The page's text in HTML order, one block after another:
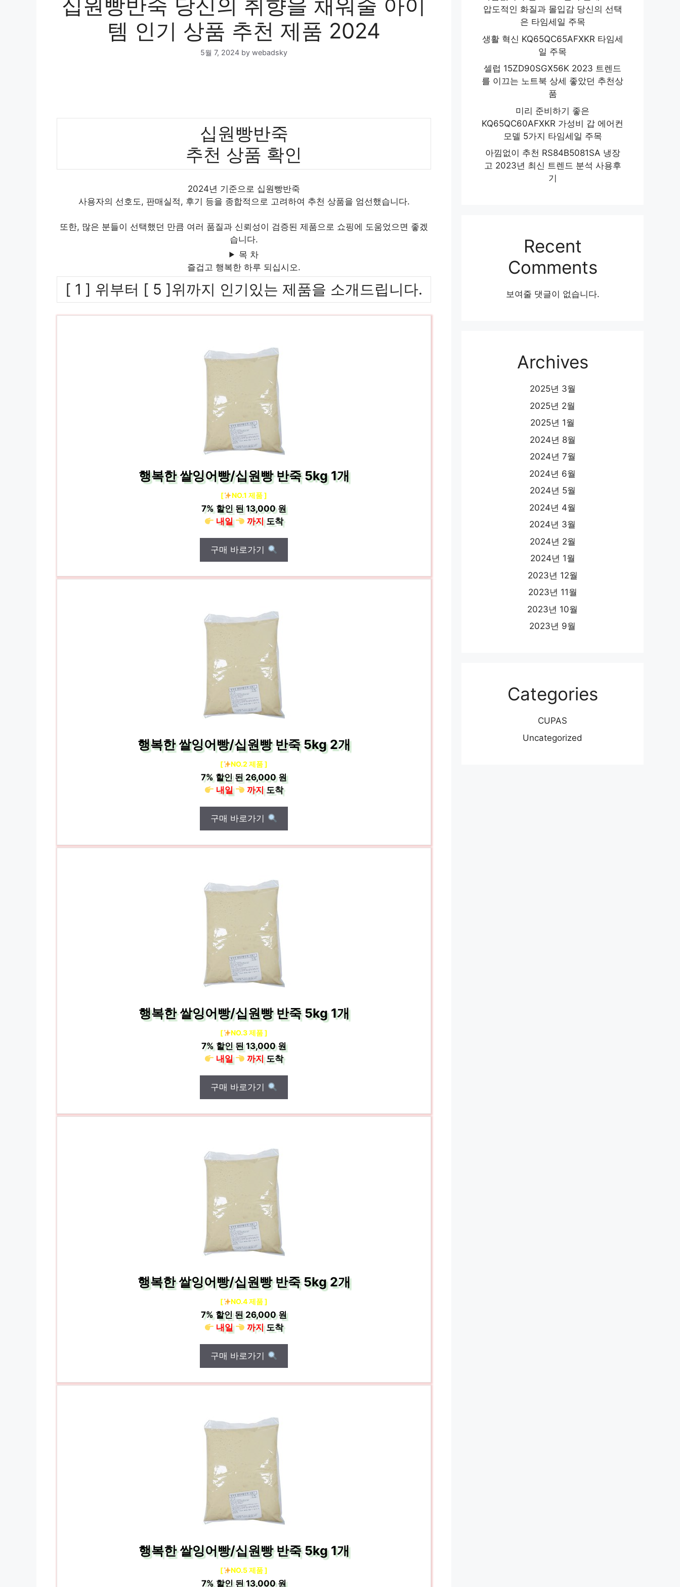
십원빵반죽 당신의 취향을 채워줄 아이
템 인기 상품 추천 제품 2024
5월 7, 2024 by webadsky
십원빵반죽
추천 상품 확인
2024년 기준으로 십원빵반죽
사용자의 선호도, 판매실적, 후기 등을 종합적으로 고려하여 추천 상품을 엄선했습니다.
또한, 많은 분들이 선택했던 만큼 여러 품질과 신뢰성이 검증된 제품으로 쇼핑에 도움었으면 좋겠
습니다.
목 차
즐겁고 행복한 하루 되십시오.
[ 1 ] 위부터 [ 5 ]위까지 인기있는 제품을 소개드립니다.
행복한 쌀잉어빵/십원빵 반죽 5kg 1개
[ NO.1 제품 ]
7%할인 된13,000 원
내일
까지도착
구매 바로가기
행복한 쌀잉어빵/십원빵 반죽 5kg 2개
[ NO.2 제품 ]
7%할인 된26,000 원
내일
까지도착
구매 바로가기
행복한 쌀잉어빵/십원빵 반죽 5kg 1개
[ NO.3 제품 ]
7%할인 된13,000 원
내일
까지도착
구매 바로가기
행복한 쌀잉어빵/십원빵 반죽 5kg 2개
[ NO.4 제품 ]
7%할인 된26,000 원
내일
까지도착
구매 바로가기
행복한 쌀잉어빵/십원빵 반죽 5kg 1개
[ NO.5 제품 ]
7%할인 된13,000 원
압도적인 화질과 몰입감 당신의 선택
은 타임세일 주목
생활 혁신 KQ65QC65AFXKR 타임세
일 주목
셀럽 15ZD90SGX56K 2023 트렌드
를 이끄는 노트북 상세 좋았던 추천상
품
미리 준비하기 좋은
KQ65QC60AFXKR 가성비 갑 에어컨
모델 5가지 타임세일 주목
아낌없이 추천 RS84B5081SA 냉장
고 2023년 최신 트렌드 분석 사용후
기
Recent
Comments
보여줄 댓글이 없습니다.
Archives
2025년 3월
2025년 2월
2025년 1월
2024년 8월
2024년 7월
2024년 6월
2024년 5월
2024년 4월
2024년 3월
2024년 2월
2024년 1월
2023년 12월
2023년 11월
2023년 10월
2023년 9월
Categories
CUPAS
Uncategorized